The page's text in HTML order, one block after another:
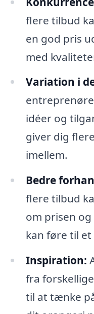
flere tilbud
en god pris
med
Variation i
idéer og
giver dig
imellem.
Bedre
flere tilbud
om prisen
kan føre til
Inspiration:
fra
til at tænke